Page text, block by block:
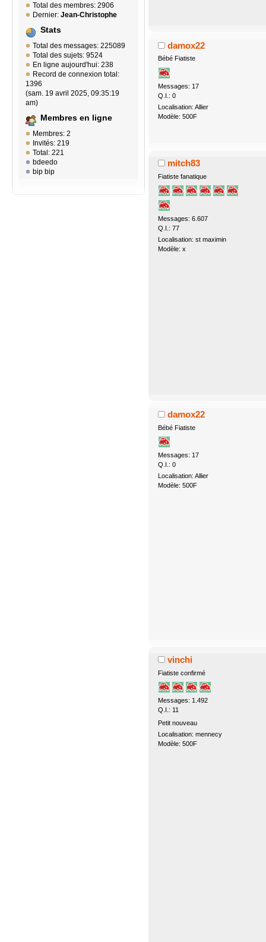
Total des membres: 2906
Dernier: Jean-Christophe
Stats
Total des messages: 225089
Total des sujets: 9524
En ligne aujourd'hui: 238
Record de connexion total:
1396
(sam. 19 avril 2025, 09:35:19
am)
Membres en ligne
Membres: 2
Invités: 219
Total: 221
bdeedo
bip bip
damox22
Bébé Fiatiste
Messages: 17
Q.I.: 0
Localisation: Allier
Modèle: 500F
mitch83
Fiatiste fanatique
Messages: 6.607
Q.I.: 77
Localisation: st maximin
Modèle: x
damox22
Bébé Fiatiste
Messages: 17
Q.I.: 0
Localisation: Allier
Modèle: 500F
vinchi
Fiatiste confirmé
Messages: 1.492
Q.I.: 11
Petit nouveau
Localisation: mennecy
Modèle: 500F